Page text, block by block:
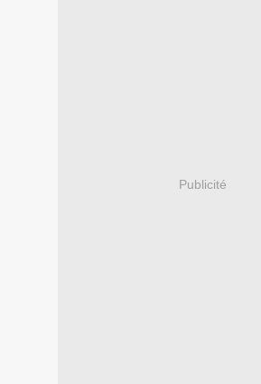
Publicité